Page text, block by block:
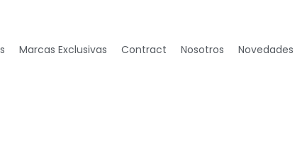
Marcas Exclusivas Contract Nosotros Novedades